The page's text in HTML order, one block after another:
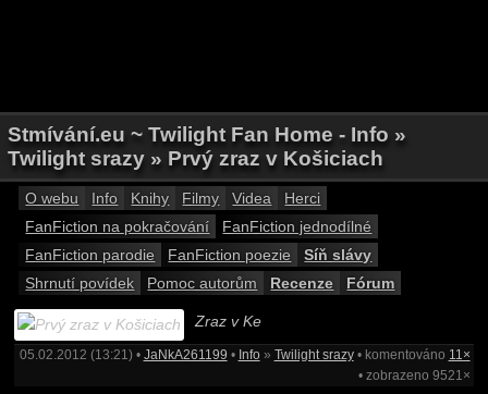
Stmívání.eu ~ Twilight Fan Home - Info »
Twilight srazy » Prvý zraz v Košiciach
O webu Info Knihy Filmy Videa
Herci
FanFiction na pokračování
FanFiction jednodílné
FanFiction parodie
FanFiction poezie
Síň slávy
Shrnutí povídek
Pomoc autorům Recenze Fórum
Zraz v Ke
05.02.2012 (13:21) • JaNkA261199 • Info» Twilight srazy• komentováno 11×
• zobrazeno 9521×